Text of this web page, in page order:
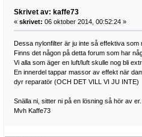
Skrivet av: kaffe73
« skrivet: 06 oktober 2014, 00:52:24 »
Dessa nylonfilter är ju inte så effektiva som
Finns det någon på detta forum som har
Vi alla som äger en luft/luft skulle nog bli
En innerdel tappar massor av effekt när
dyr reparatör (OCH DET VILL VI JU INTE)
Snälla ni, sitter ni på en lösning så hör av er.
Mvh Kaffe73